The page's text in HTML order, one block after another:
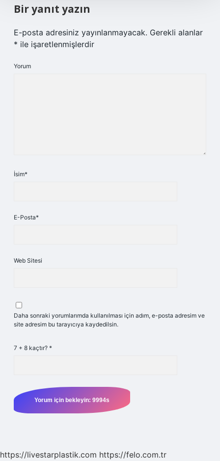
Bir yanıt yazın
E-posta adresiniz yayınlanmayacak. Gerekli alanlar
* ile işaretlenmişlerdir
Yorum
İsim*
E-Posta*
Web Sitesi
Daha sonraki yorumlarımda kullanılması için adım, e-posta adresim ve
site adresim bu tarayıcıya kaydedilsin.
7 + 8 kaçtır? *
https://livestarplastik.com https://felo.com.tr